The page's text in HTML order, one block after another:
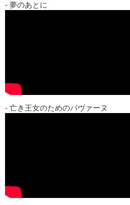
- 夢のあとに
- 亡き王女のためのパヴァーヌ